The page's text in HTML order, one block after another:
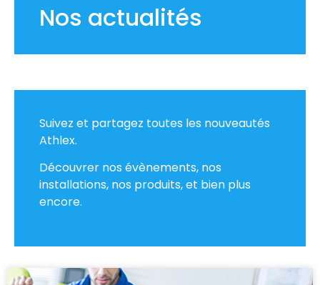
Nos actualités
Suivez et partagez toutes les nouveautés
Athlex.
Découvrer nos évènements, nos
installations, nos produits, et bien plus
encore.